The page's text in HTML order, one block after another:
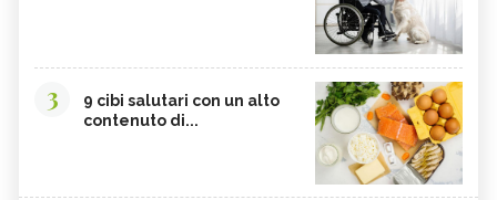
3
9 cibi salutari con un alto
contenuto di...